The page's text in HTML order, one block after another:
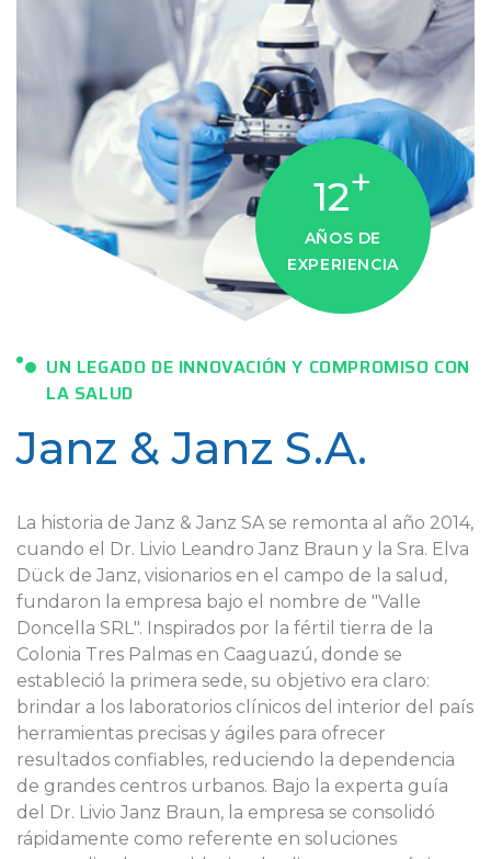
12+
AÑOS DE
EXPERIENCIA
UN LEGADO DE INNOVACIÓN Y COMPROMISO CON
LA SALUD
Janz & Janz S.A.
La historia de Janz & Janz SA se remonta al año 2014,
cuando el Dr. Livio Leandro Janz Braun y la Sra. Elva
Dück de Janz, visionarios en el campo de la salud,
fundaron la empresa bajo el nombre de "Valle
Doncella SRL". Inspirados por la fértil tierra de la
Colonia Tres Palmas en Caaguazú, donde se
estableció la primera sede, su objetivo era claro:
brindar a los laboratorios clínicos del interior del país
herramientas precisas y ágiles para ofrecer
resultados confiables, reduciendo la dependencia
de grandes centros urbanos. Bajo la experta guía
del Dr. Livio Janz Braun, la empresa se consolidó
rápidamente como referente en soluciones